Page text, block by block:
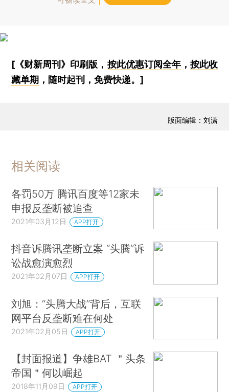
[《财新周刊》印刷版， 按此优惠订阅全年， 按此收
藏单期 ，随时起刊，免费快递。]
版面编辑：刘潇
相关阅读
各罚50万 腾讯百度等12家未
申报反垄断被追查
2021年03月12日 APP打开
抖音诉腾讯垄断立案 “头腾”诉
讼战愈演愈烈
2021年02月07日 APP打开
刘旭：“头腾大战”背后，互联
网平台反垄断难在何处
2021年02月05日 APP打开
【封面报道】争雄BAT ＂头条
帝国＂何以崛起
2018年11月09日 APP打开